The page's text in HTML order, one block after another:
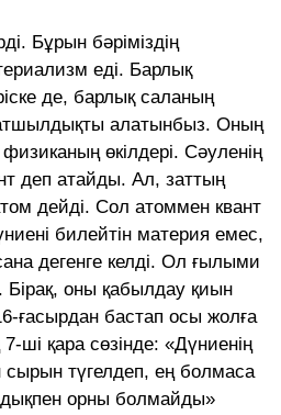
Бұрын бәріміздің
еді. Барлық
де, барлық саланың
алатынбыз. Оның
физиканың өкілдері. Сәуленің
деп атайды. Ал, заттың
дейді. Сол атоммен квант
билейтін материя емес,
дегенге келді. Ол ғылыми
оны қабылдау қиын
ғасырдан бастап осы жолға
ші қара сөзінде: «Дүниенің
сырын түгелдеп, ең болмаса
орны болмайды»